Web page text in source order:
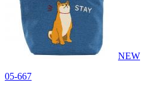
NEW
05-667